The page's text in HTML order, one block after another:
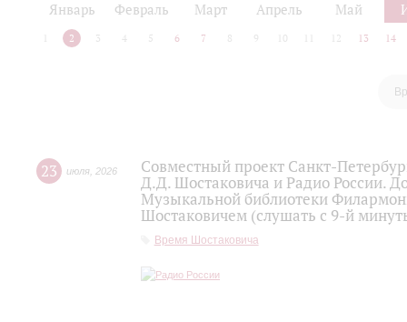
Январь Февраль Март Апрель Май
2 3 4 5 6 7 8 9 10 12 13 14
23 июля 2026
Совместный проект Санкт-
Д.Д. Шостаковича и Радио России.
Музыкальной библиотеки
Шостаковичем (слушать с 9-й
Время Шостаковича